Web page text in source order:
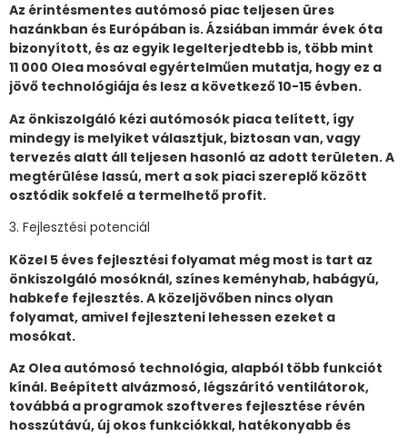
Az érintésmentes autómosó piac teljesen üres
hazánkban és Európában is. Ázsiában immár évek óta
bizonyított, és az egyik legelterjedtebb is, több mint
11 000 Olea mosóval egyértelműen mutatja, hogy ez a
jövő technológiája és lesz a következő 10-15 évben.
Az önkiszolgáló kézi autómosók piaca telített, így
mindegy is melyiket választjuk, biztosan van, vagy
tervezés alatt áll teljesen hasonló az adott területen. A
megtérülése lassú, mert a sok piaci szereplő között
osztódik sokfelé a termelhető profit.
3. Fejlesztési potenciál
Közel 5 éves fejlesztési folyamat még most is tart az
önkiszolgáló mosóknál, színes keményhab, habágyú,
habkefe fejlesztés. A közeljövőben nincs olyan
folyamat, amivel fejleszteni lehessen ezeket a
mosókat.
Az Olea autómosó technológia, alapból több funkciót
kínál. Beépített alvázmosó, légszárító ventilátorok,
továbbá a programok szoftveres fejlesztése révén
hosszútávú, új okos funkciókkal, hatékonyabb és